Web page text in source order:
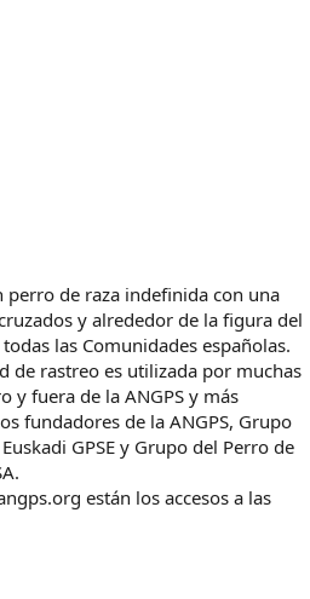
perro de raza indefinida con una
y alrededor de la figura del
las Comunidades españolas.
de rastreo es utilizada por muchas
y fuera de la ANGPS y más
fundadores de la ANGPS, Grupo
GPSE y Grupo del Perro de
están los accesos a las